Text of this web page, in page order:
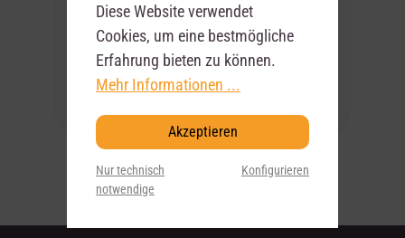
Reduziergewinde
1,50 €*
Artikel-Nr:
Lieferbar
Diese Website verwendet
Cookies, um eine bestmögliche
Erfahrung bieten zu können.
Mehr Informationen ...
Akzeptieren
Nur technisch
notwendige
Konfigurieren